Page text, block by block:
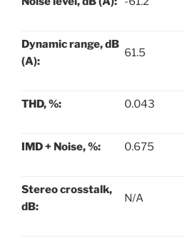
Dynamic range, dB
(A):
61.5
THD, %: 0.043
IMD + Noise, %: 0.675
Stereo crosstalk,
dB:
N/A